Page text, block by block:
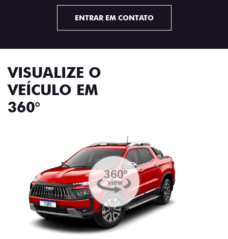
ENTRAR EM CONTATO
VISUALIZE O
VEÍCULO EM
360°